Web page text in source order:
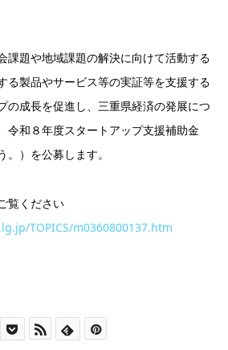
課題や地域課題の解決に向けて活動する
る製品やサービス等の実証等を支援する
の成長を促進し、三重県経済の発展につ
令和８年度スタートアップ支援補助金
。）を公募します。
覧ください
TOPICS/m0360800137.htm